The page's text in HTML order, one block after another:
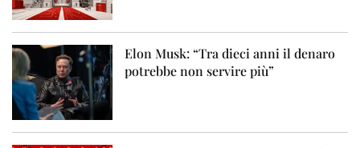
Elon Musk: “Tra dieci anni il denaro
potrebbe non servire più”